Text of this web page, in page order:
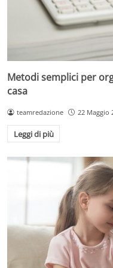
Metodi semplici per
casa
teamredazione 22 Maggio
Leggi di più